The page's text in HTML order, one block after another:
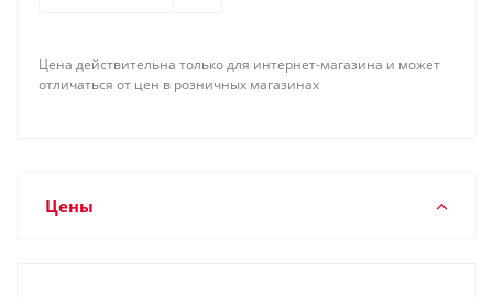
Цена действительна только для интернет-магазина и может
отличаться от цен в розничных магазинах
Цены